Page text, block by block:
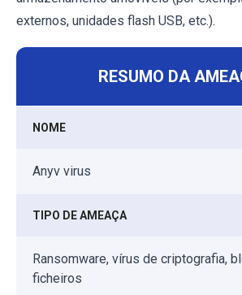
externos, unidades flash USB, etc.).
RESUMO DA
NOME
Anyv virus
TIPO DE AMEAÇA
Ransomware, vírus de criptografia,
ficheiros